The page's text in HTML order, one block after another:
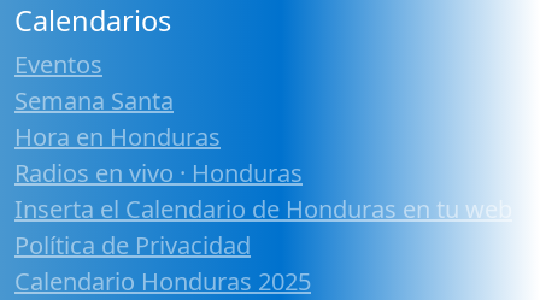
Calendarios
Eventos
Semana Santa
Hora en Honduras
Radios en vivo · Honduras
Inserta el Calendario de Honduras en tu web
Política de Privacidad
Calendario Honduras 2025